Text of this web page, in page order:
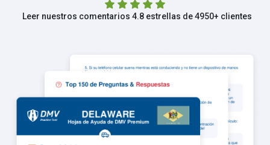
Leer nuestros comentarios 4.8 estrellas de 4950+ clientes